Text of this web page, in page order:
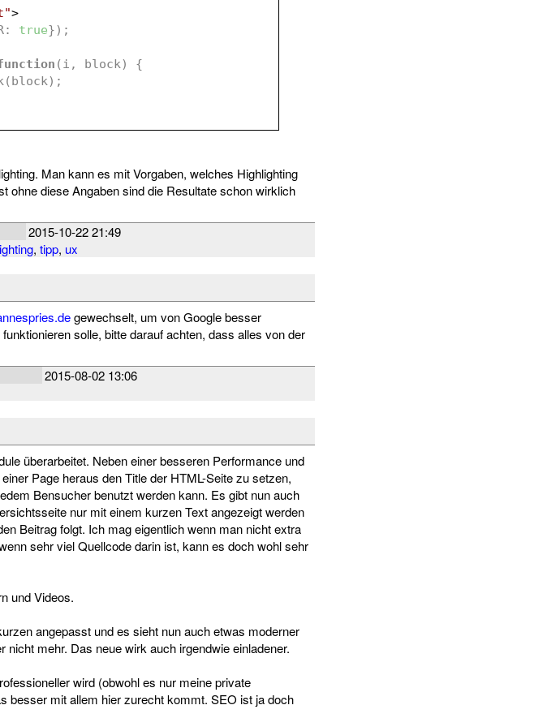
>
true});
( i, block) {
Man kann es mit Vorgaben, welches Highlighting
ohne diese Angaben sind die Resultate schon wirklich
2015-10-22 21:49
, tipp, ux
gewechselt, um von Google besser
solle, bitte darauf achten, dass alles von der
2015-08-02 13:06
überarbeitet. Neben einer besseren Performance und
Page heraus den Title der HTML-Seite zu setzen,
Bensucher benutzt werden kann. Es gibt nun auch
nur mit einem kurzen Text angezeigt werden
Beitrag folgt. Ich mag eigentlich wenn man nicht extra
sehr viel Quellcode darin ist, kann es doch wohl sehr
und Videos.
angepasst und es sieht nun auch etwas moderner
mehr. Das neue wirk auch irgendwie einladener.
wird (obwohl es nur meine private
besser mit allem hier zurecht kommt. SEO ist ja doch